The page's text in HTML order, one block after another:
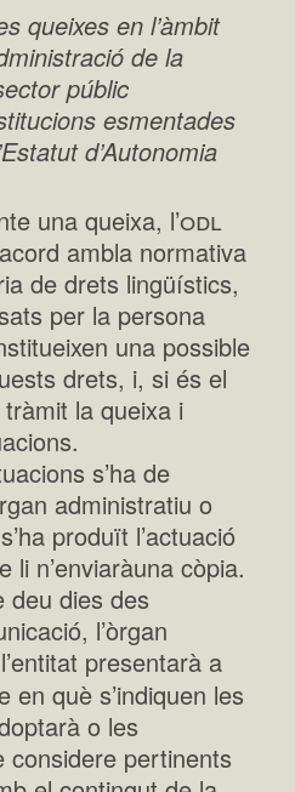
queixes en l’àmbit
de la
públic
esmentades
d’Autonomia
una queixa, l’odl
ambla normativa
de drets lingüístics,
per la persona
una possible
drets, i, si és el
la queixa i
s’ha de
administratiu o
produït l’actuació
li n’enviaràuna còpia.
deu dies des
l’òrgan
presentarà a
en què s’indiquen les
o les
considere pertinents